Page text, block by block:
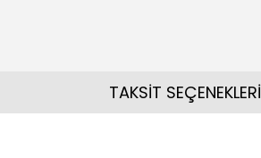
TAKSİT SEÇENEKLERİ